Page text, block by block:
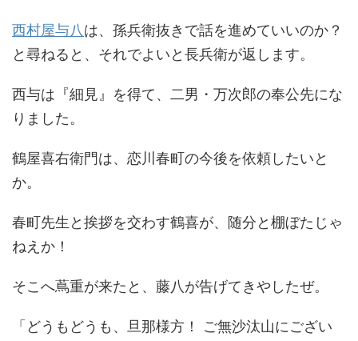
西村屋与八は、孫兵衛抜きで話を進めていいのか？
と尋ねると、それでよいと長兵衛が返します。
西与は『細見』を得て、二男・万次郎の奉公先にな
りました。
鶴屋喜右衛門は、恋川春町の今後を依頼したいと
か。
春町先生と挨拶を交わす鶴喜が、随分と棚ぼたじゃ
ねえか！
そこへ蔦重が来たと、藤八が告げてきやしたぜ。
「どうもどうも、旦那様方！ ご無沙汰山にござい